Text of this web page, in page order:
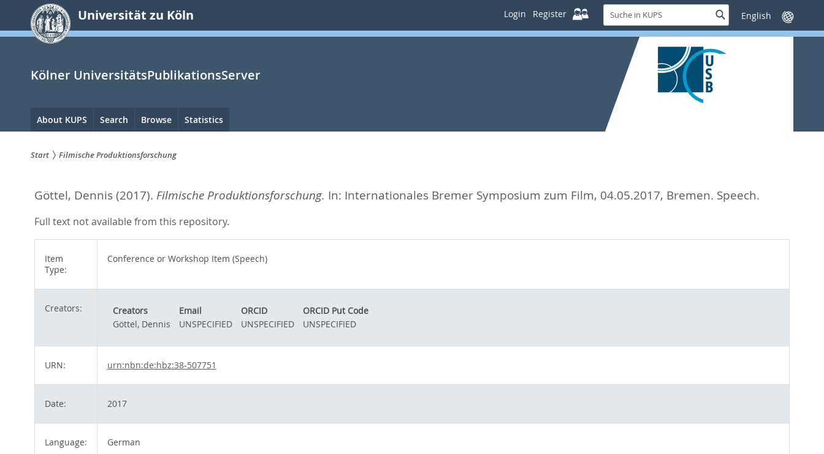
springen
Universität zu Köln Login Register
Suche
in
KUPS
SucheSprache
wechseln
Kölner UniversitätsPublikationsServer
Hauptnavigation
About KUPS Search Browse Statistics
sind
hier:
Start Filmische Produktionsforschung
Göttel, Dennis (2017). Filmische Produktionsforschung. In: Internationales Bremer Symposium zum Film, 04.05.2017, Bremen. Speech.
Full text not available from this repository.
Item
Type:
Conference or Workshop Item (Speech)
Creators: Creators Email ORCID
ORCID Put Code
Göttel, Dennis
UNSPECIFIED UNSPECIFIED UNSPECIFIED
URN: urn:nbn:de:hbz:38-507751
Date: 2017
Language: German